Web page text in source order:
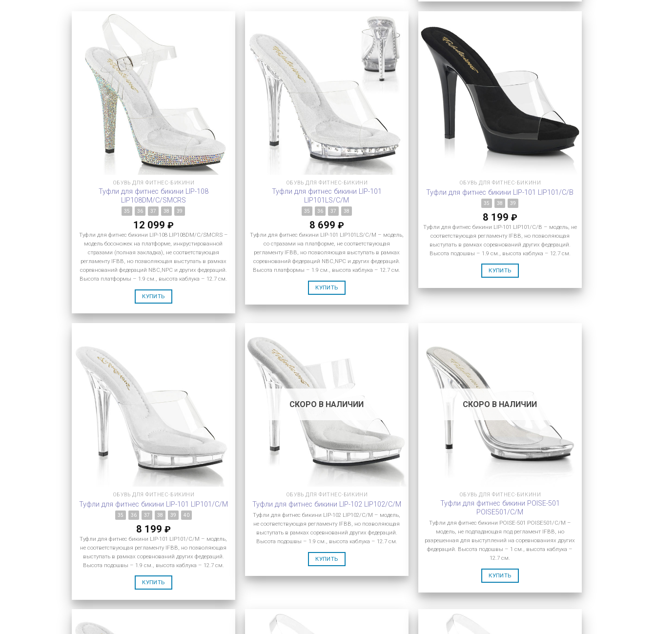
ОБУВЬ ДЛЯ ФИТНЕС-БИКИНИ
Туфли для фитнес бикини LIP-108
LIP108DM/C/SMCRS
35 36 37 38 39
12 099 ₽
Туфли для фитнес бикини LIP-108 LIP108DM/C/SMCRS –
модель босоножек на платформе, инкрустированной
стразами (полная закладка), не соответствующая
регламенту IFBB, но позволяющая выступать в рамках
соревнований федераций NBC,NPC и других федераций.
Высота платформы – 1.9 см., высота каблука – 12.7 см.
КУПИТЬ
ОБУВЬ ДЛЯ ФИТНЕС-БИКИНИ
Туфли для фитнес бикини LIP-101
LIP101LS/C/M
35 36 37 38
8 699 ₽
Туфли для фитнес бикини LIP-101 LIP101LS/C/M – модель,
со стразами на платформе, не соответствующая
регламенту IFBB, но позволяющая выступать в рамках
соревнований федераций NBC,NPC и других федераций.
Высота платформы – 1.9 см., высота каблука – 12.7 см.
КУПИТЬ
ОБУВЬ ДЛЯ ФИТНЕС-БИКИНИ
Туфли для фитнес бикини LIP-101 LIP101/C/B
35 38 39
8 199 ₽
Туфли для фитнес бикини LIP-101 LIP101/C/B – модель, не
соответствующая регламенту IFBB, но позволяющая
выступать в рамках соревнований других федераций.
Высота подошвы – 1.9 см., высота каблука – 12.7 см.
КУПИТЬ
ОБУВЬ ДЛЯ ФИТНЕС-БИКИНИ
Туфли для фитнес бикини LIP-101 LIP101/C/M
35 36 37 38 39 40
8 199 ₽
Туфли для фитнес бикини LIP-101 LIP101/C/M – модель,
не соответствующая регламенту IFBB, но позволяющая
выступать в рамках соревнований других федераций.
Высота подошвы – 1.9 см., высота каблука – 12.7 см.
КУПИТЬ
СКОРО В НАЛИЧИИ
ОБУВЬ ДЛЯ ФИТНЕС-БИКИНИ
Туфли для фитнес бикини LIP-102 LIP102/C/M
Туфли для фитнес бикини LIP-102 LIP102/C/M – модель,
не соответствующая регламенту IFBB, но позволяющая
выступать в рамках соревнований других федераций.
Высота подошвы – 1.9 см., высота каблука – 12.7 см.
КУПИТЬ
СКОРО В НАЛИЧИИ
ОБУВЬ ДЛЯ ФИТНЕС-БИКИНИ
Туфли для фитнес бикини POISE-501
POISE501/C/M
Туфли для фитнес бикини POISE-501 POISE501/C/M –
модель, не подпадающая под регламент IFBB, но
разрешенная для выступлений на соревнованиях других
федераций. Высота подошвы – 1 см., высота каблука –
12.7 см.
КУПИТЬ